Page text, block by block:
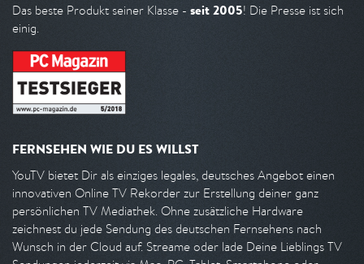
Das beste Produkt seiner Klasse - seit 2005! Die Presse ist sich
einig.
FERNSEHEN WIE DU ES WILLST
YouTV bietet Dir als einziges legales, deutsches Angebot einen
innovativen Online TV Rekorder zur Erstellung deiner ganz
persönlichen TV Mediathek. Ohne zusätzliche Hardware
zeichnest du jede Sendung des deutschen Fernsehens nach
Wunsch in der Cloud auf. Streame oder lade Deine Lieblings TV